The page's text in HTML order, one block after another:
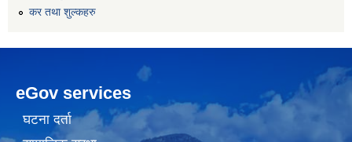
कर तथा शुल्कहरु
eGov services
घटना दर्ता